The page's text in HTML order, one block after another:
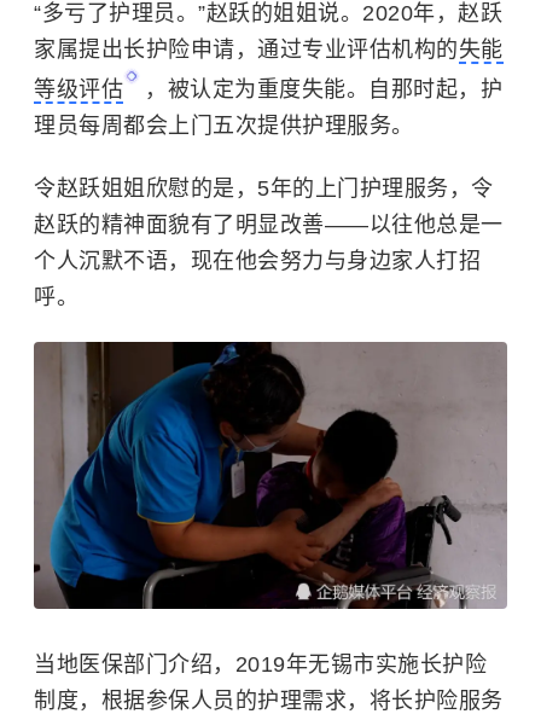
“多亏了护理员。”赵跃的姐姐说。2020年，赵跃
家属提出长护险申请，通过专业评估机构的失能
等级评估
，被认定为重度失能。自那时起，护
理员每周都会上门五次提供护理服务。
令赵跃姐姐欣慰的是，5年的上门护理服务，令
赵跃的精神面貌有了明显改善——以往他总是一
个人沉默不语，现在他会努力与身边家人打招
呼。
当地医保部门介绍，2019年无锡市实施长护险
制度，根据参保人员的护理需求，将长护险服务